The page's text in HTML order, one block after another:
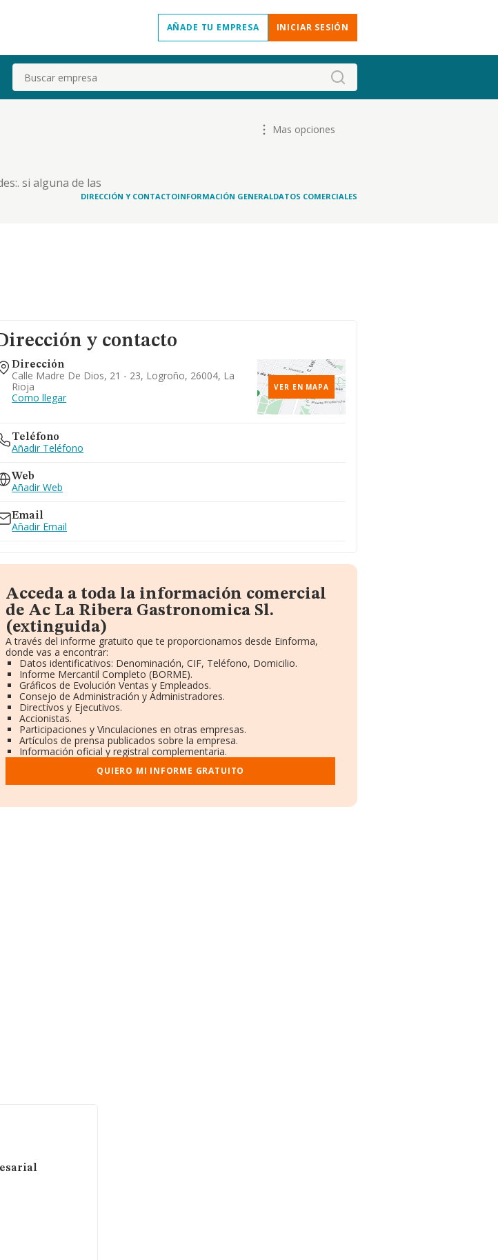
AÑADE TU EMPRESA INICIAR SESIÓN
Buscar
si alguna de las
mera intermediadora
Mas opciones
DIRECCIÓN Y CONTACTOINFORMACIÓN GENERALDATOS COMERCIALES
y contacto
Dirección
Calle Madre De Dios, 21 - 23, Logroño, 26004, La
Rioja
Como llegar
VER EN MAPA
Teléfono
Añadir Teléfono
Web
Añadir Web
Email
Añadir Email
Acceda a toda la información comercial
de Ac La Ribera Gastronomica Sl.
(extinguida)
A través del informe gratuito que te proporcionamos desde Einforma,
donde vas a encontrar:
Datos identificativos: Denominación, CIF, Teléfono, Domicilio.
Informe Mercantil Completo (BORME).
Gráficos de Evolución Ventas y Empleados.
Consejo de Administración y Administradores.
Directivos y Ejecutivos.
Accionistas.
Participaciones y Vinculaciones en otras empresas.
Artículos de prensa publicados sobre la empresa.
Información oficial y registral complementaria.
QUIERO MI INFORME GRATUITO